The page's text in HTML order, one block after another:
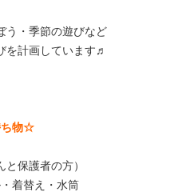
う・季節の遊びなど
を計画しています♬
物☆
と保護者の方）
着替え・水筒